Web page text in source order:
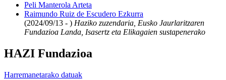
Peli Manterola Arteta
Raimundo Ruiz de Escudero Ezkurra
(2024/09/13 - ) Haziko zuzendaria, Eusko Jaurlaritzaren
Fundazioa Landa, Isasertz eta Elikagaien sustapenerako
HAZI Fundazioa
Harremanetarako datuak